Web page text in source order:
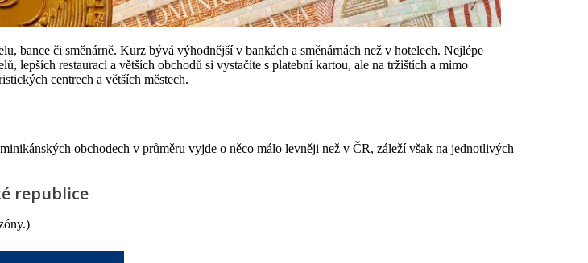
bance či směnárně. Kurz bývá výhodnější v bankách a směnárnách než v hotelech. Nejlépe
lepších restaurací a větších obchodů si vystačíte s platební kartou, ale na tržištích a mimo
centrech a větších městech.
obchodech v průměru vyjde o něco málo levněji než v ČR, záleží však na jednotlivých
republice